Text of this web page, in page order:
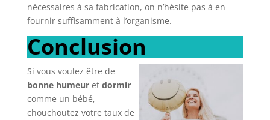
nécessaires à sa fabrication, on n’hésite pas à en
fournir suffisamment à l’organisme.
Conclusion
Si vous voulez être de
bonne humeur et dormir
comme un bébé,
chouchoutez votre taux de